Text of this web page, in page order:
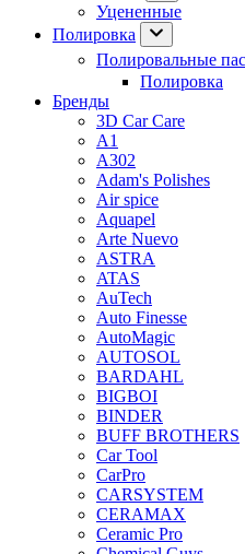
Уцененные
Полировка
Полировальные
Полировка
Бренды
3D Car Care
A1
A302
Adam's Polishes
Air spice
Aquapel
Arte Nuevo
ASTRA
ATAS
AuTech
Auto Finesse
AutoMagic
AUTOSOL
BARDAHL
BIGBOI
BINDER
BUFF BROTHERS
Car Tool
CarPro
CARSYSTEM
CERAMAX
Ceramic Pro